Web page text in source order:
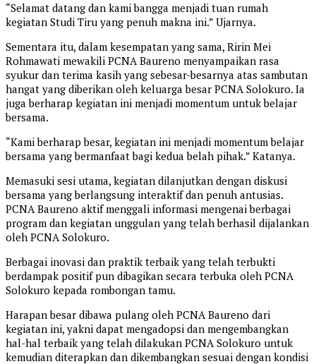
“Selamat datang dan kami bangga menjadi tuan rumah
kegiatan Studi Tiru yang penuh makna ini.” Ujarnya.
Sementara itu, dalam kesempatan yang sama, Ririn Mei
Rohmawati mewakili PCNA Baureno menyampaikan rasa
syukur dan terima kasih yang sebesar-besarnya atas sambutan
hangat yang diberikan oleh keluarga besar PCNA Solokuro. Ia
juga berharap kegiatan ini menjadi momentum untuk belajar
bersama.
“Kami berharap besar, kegiatan ini menjadi momentum belajar
bersama yang bermanfaat bagi kedua belah pihak.” Katanya.
Memasuki sesi utama, kegiatan dilanjutkan dengan diskusi
bersama yang berlangsung interaktif dan penuh antusias.
PCNA Baureno aktif menggali informasi mengenai berbagai
program dan kegiatan unggulan yang telah berhasil dijalankan
oleh PCNA Solokuro.
Berbagai inovasi dan praktik terbaik yang telah terbukti
berdampak positif pun dibagikan secara terbuka oleh PCNA
Solokuro kepada rombongan tamu.
Harapan besar dibawa pulang oleh PCNA Baureno dari
kegiatan ini, yakni dapat mengadopsi dan mengembangkan
hal-hal terbaik yang telah dilakukan PCNA Solokuro untuk
kemudian diterapkan dan dikembangkan sesuai dengan kondisi